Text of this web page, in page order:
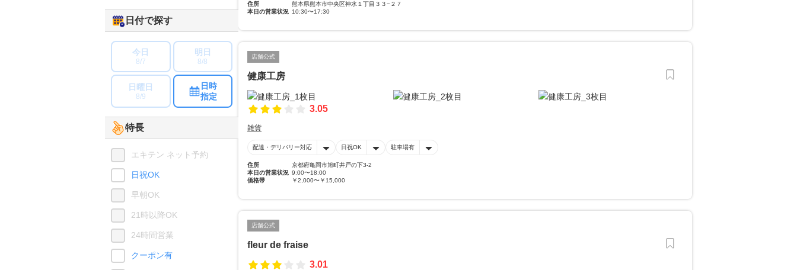
住所
熊本県熊本市中央区神水１丁目３３−２７
本日の営業状況 10:30〜17:30
店舗公式
健康工房
3.05
雑貨
配達・デリバリー対応 日祝OK 駐車場有
住所
京都府亀岡市旭町井戸の下3-2
本日の営業状況 9:00〜18:00
価格帯
￥2,000〜￥15,000
店舗公式
fleur de fraise
3.01
日付で探す
今日
8/7
明日
8/8
日曜日
8/9
日時
指定
特長
エキテン ネット予約
日祝OK
早朝OK
21時以降OK
24時間営業
クーポン有